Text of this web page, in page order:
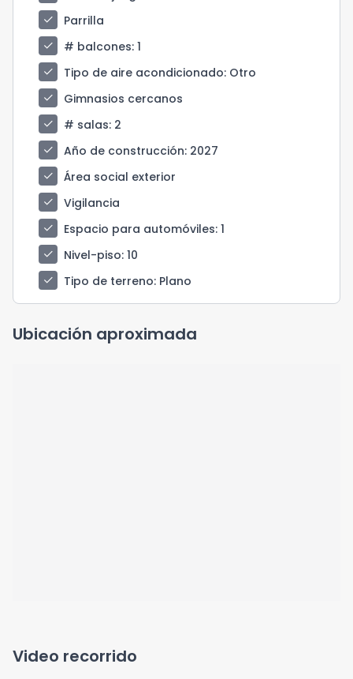
check
Parrilla
check
# balcones: 1
check
Tipo de aire acondicionado: Otro
check
Gimnasios cercanos
check
# salas: 2
check
Año de construcción: 2027
check
Área social exterior
check
Vigilancia
check
Espacio para automóviles: 1
check
Nivel-piso: 10
check
Tipo de terreno: Plano
Ubicación aproximada
Video recorrido